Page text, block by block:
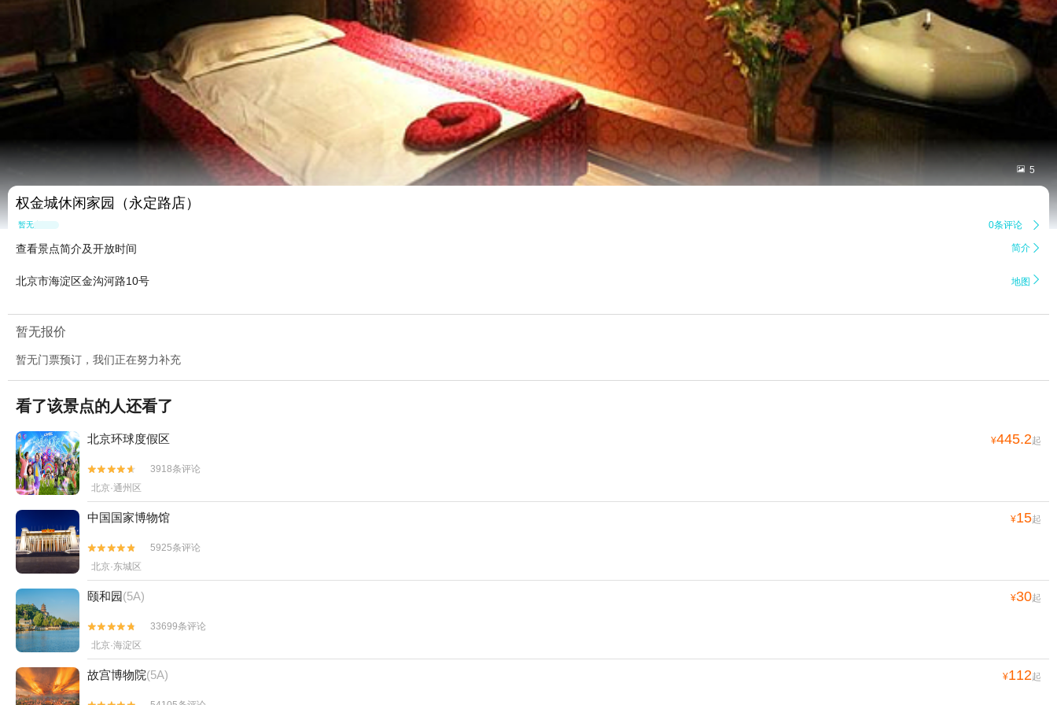
 5
权金城休闲家园（永定路店）
暂无点评 0条评论 
查看景点简介及开放时间 简介 
北京市海淀区金沟河路10号 地图 
暂无报价
暂无门票预订，我们正在努力补充
看了该景点的人还看了
北京环球度假区 ¥445.2起


3918条评论
北京·通州区
中国国家博物馆 ¥15起


5925条评论
北京·东城区
颐和园(5A) ¥30起


33699条评论
北京·海淀区
故宫博物院(5A) ¥112起